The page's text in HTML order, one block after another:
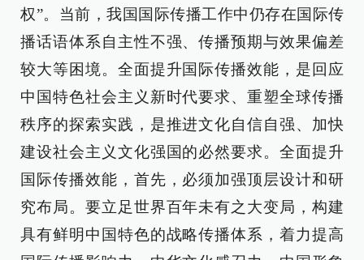
权”。当前，我国国际传播工作中仍存在国际传
播话语体系自主性不强、传播预期与效果偏差
较大等困境。全面提升国际传播效能，是回应
中国特色社会主义新时代要求、重塑全球传播
秩序的探索实践，是推进文化自信自强、加快
建设社会主义文化强国的必然要求。全面提升
国际传播效能，首先，必须加强顶层设计和研
究布局。要立足世界百年未有之大变局，构建
具有鲜明中国特色的战略传播体系，着力提高